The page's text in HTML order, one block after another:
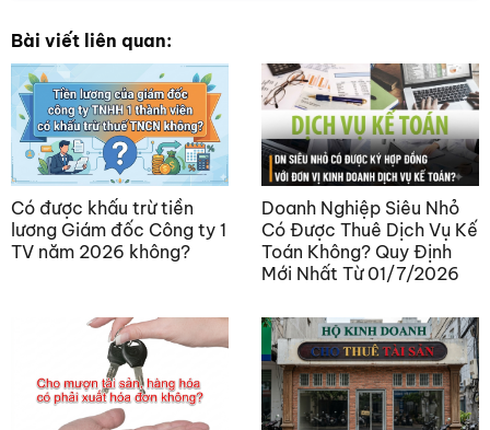
Bài viết liên quan:
Có được khấu trừ tiền
lương Giám đốc Công ty 1
TV năm 2026 không?
Doanh Nghiệp Siêu Nhỏ
Có Được Thuê Dịch Vụ Kế
Toán Không? Quy Định
Mới Nhất Từ 01/7/2026